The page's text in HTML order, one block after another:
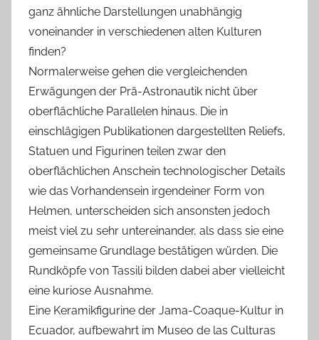
ganz ähnliche Darstellungen unabhängig
voneinander in verschiedenen alten Kulturen
finden?
Normalerweise gehen die vergleichenden
Erwägungen der Prä-Astronautik nicht über
oberflächliche Parallelen hinaus. Die in
einschlägigen Publikationen dargestellten Reliefs,
Statuen und Figurinen teilen zwar den
oberflächlichen Anschein technologischer Details
wie das Vorhandensein irgendeiner Form von
Helmen, unterscheiden sich ansonsten jedoch
meist viel zu sehr untereinander, als dass sie eine
gemeinsame Grundlage bestätigen würden. Die
Rundköpfe von Tassili bilden dabei aber vielleicht
eine kuriose Ausnahme.
Eine Keramikfigurine der Jama-Coaque-Kultur in
Ecuador, aufbewahrt im Museo de las Culturas